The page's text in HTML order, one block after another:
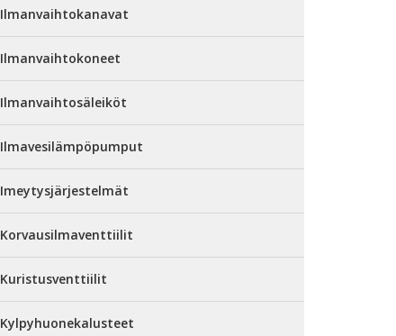
Ilmanvaihtokanavat
Ilmanvaihtokoneet
Ilmanvaihtosäleiköt
Ilmavesilämpöpumput
Imeytysjärjestelmät
Korvausilmaventtiilit
Kuristusventtiilit
Kylpyhuonekalusteet